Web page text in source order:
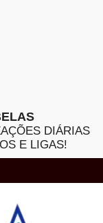
DIÁRIAS
E LIGAS!